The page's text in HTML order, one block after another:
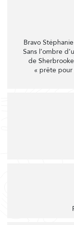
Bravo
Sans l’ombre
de
« prête